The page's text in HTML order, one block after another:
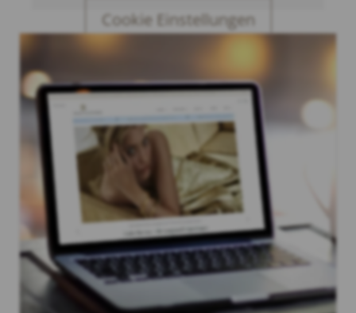
Cookie Einstellungen